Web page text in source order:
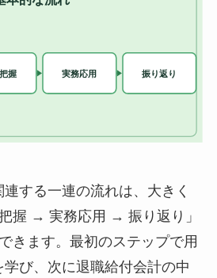
する一連の流れは、大きく
握 → 実務応用 → 振り返り」
きます。最初のステップで用
び、次に退職給付会計の中